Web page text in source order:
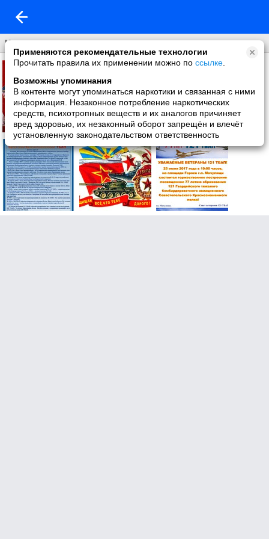
Применяются рекомендательные технологии
Прочитать правила их применении можно по ссылке
Возможны упоминания
В контенте могут упоминаться наркотики и связанная с ними
информация. Незаконное потребление наркотических
средств, психотропных веществ и их аналогов причиняет
вред здоровью, их незаконный оборот запрещён и влечёт
установленную законодательством ответственность
Что нового